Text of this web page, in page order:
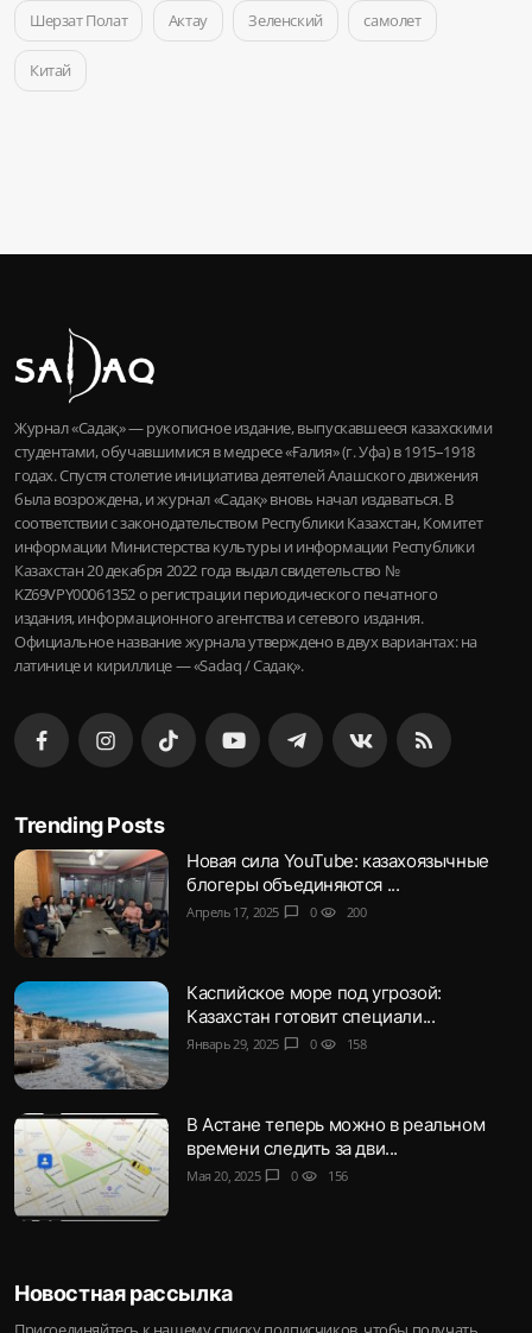
Шерзат Полат Актау Зеленский самолет
Китай
Журнал «Садақ» — рукописное издание, выпускавшееся казахскими
студентами, обучавшимися в медресе «Ғалия» (г. Уфа) в 1915–1918
годах. Спустя столетие инициатива деятелей Алашского движения
была возрождена, и журнал «Садақ» вновь начал издаваться. В
соответствии с законодательством Республики Казахстан, Комитет
информации Министерства культуры и информации Республики
Казахстан 20 декабря 2022 года выдал свидетельство №
KZ69VPY00061352 о регистрации периодического печатного
издания, информационного агентства и сетевого издания.
Официальное название журнала утверждено в двух вариантах: на
латинице и кириллице — «Sadaq / Садақ».
Trending Posts
Новая сила YouTube: казахоязычные
блогеры объединяются ...
Апрель 17, 2025 chat_bubble 0 visibility 200
Каспийское море под угрозой:
Казахстан готовит специали...
Январь 29, 2025 chat_bubble 0 visibility 158
В Астане теперь можно в реальном
времени следить за дви...
Мая 20, 2025 chat_bubble 0 visibility 156
Новостная рассылка